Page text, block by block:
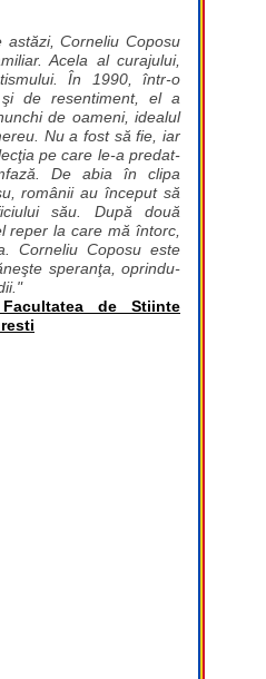
astăzi, Corneliu Coposu
Acela al curajului,
În 1990, într-o
de resentiment, el a
de oameni, idealul
Nu a fost să fie, iar
pe care le-a predat-
De abia în clipa
românii au început să
său. După două
reper la care mă întorc,
Corneliu Coposu este
speranţa, oprindu-
de Stiinte